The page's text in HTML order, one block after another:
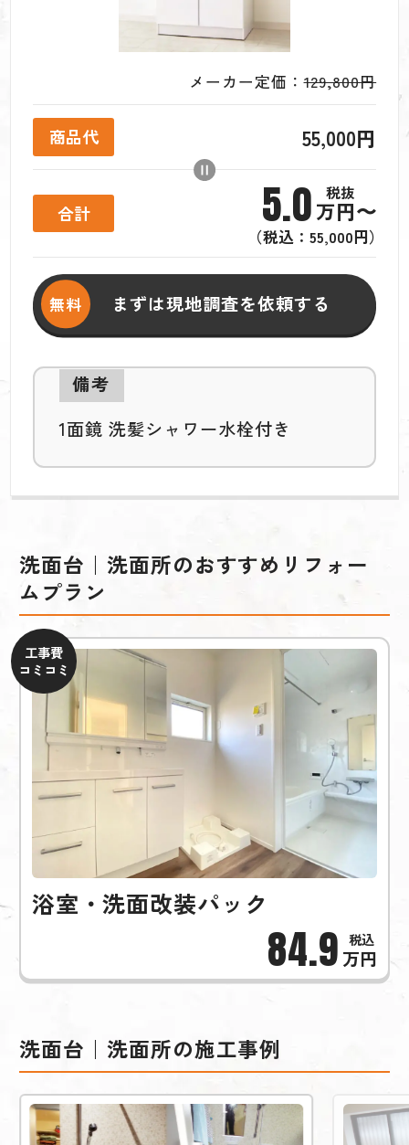
メーカー定価：129,800円
商品代 55,000円
合計 5.0万円〜
（税込：55,000円）
まずは現地調査を依頼する
備考
1面鏡 洗髪シャワー水栓付き
洗面台｜洗面所のおすすめリフォー
ムプラン
工事費
コミコミ
浴室・洗面改装パック
84.9 万円
洗面台｜洗面所の施工事例